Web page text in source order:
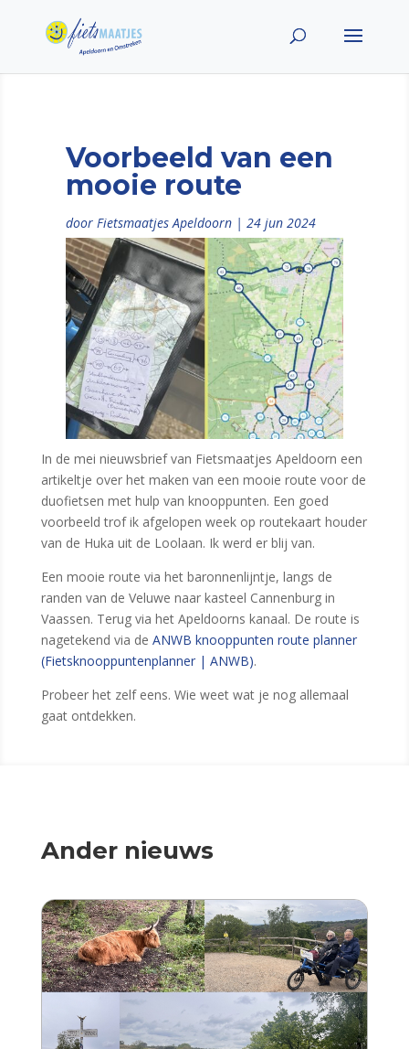
Voorbeeld van een
mooie route
door Fietsmaatjes Apeldoorn| 24 jun 2024
In de mei nieuwsbrief van Fietsmaatjes Apeldoorn een
artikeltje over het maken van een mooie route voor de
duofietsen met hulp van knooppunten. Een goed
voorbeeld trof ik afgelopen week op routekaart houder
van de Huka uit de Loolaan. Ik werd er blij van.
Een mooie route via het baronnenlijntje, langs de
randen van de Veluwe naar kasteel Cannenburg in
Vaassen. Terug via het Apeldoorns kanaal. De route is
nagetekend via de ANWB knooppunten route planner
(Fietsknooppuntenplanner | ANWB).
Probeer het zelf eens. Wie weet wat je nog allemaal
gaat ontdekken.
Ander nieuws